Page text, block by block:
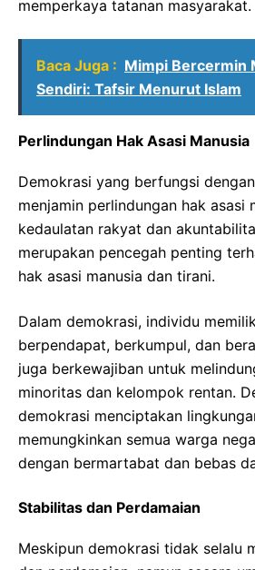
memperkaya tatanan masyarakat.
Baca Juga : Mimpi Bercermin
Sendiri: Tafsir Menurut Islam
Perlindungan Hak Asasi Manusia
Demokrasi yang berfungsi
menjamin perlindungan hak asasi
kedaulatan rakyat dan
merupakan pencegah penting
hak asasi manusia dan tirani.
Dalam demokrasi, individu
berpendapat, berkumpul, dan
juga berkewajiban untuk
minoritas dan kelompok rentan.
demokrasi menciptakan
memungkinkan semua warga
dengan bermartabat dan bebas
Stabilitas dan Perdamaian
Meskipun demokrasi tidak selalu